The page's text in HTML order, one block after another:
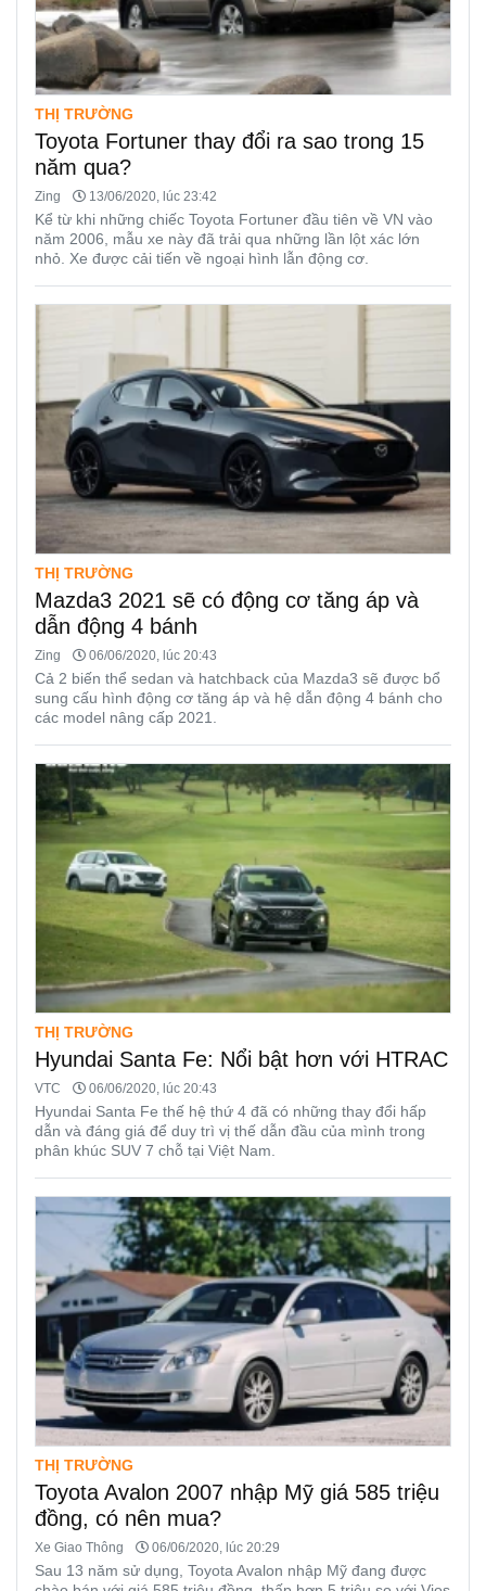
THỊ TRƯỜNG
Toyota Fortuner thay đổi ra sao trong 15
năm qua?
Zing 13/06/2020, lúc 23:42
Kể từ khi những chiếc Toyota Fortuner đầu tiên về VN vào
năm 2006, mẫu xe này đã trải qua những lần lột xác lớn
nhỏ. Xe được cải tiến về ngoại hình lẫn động cơ.
THỊ TRƯỜNG
Mazda3 2021 sẽ có động cơ tăng áp và
dẫn động 4 bánh
Zing 06/06/2020, lúc 20:43
Cả 2 biến thể sedan và hatchback của Mazda3 sẽ được bổ
sung cấu hình động cơ tăng áp và hệ dẫn động 4 bánh cho
các model nâng cấp 2021.
THỊ TRƯỜNG
Hyundai Santa Fe: Nổi bật hơn với HTRAC
VTC 06/06/2020, lúc 20:43
Hyundai Santa Fe thế hệ thứ 4 đã có những thay đổi hấp
dẫn và đáng giá để duy trì vị thế dẫn đầu của mình trong
phân khúc SUV 7 chỗ tại Việt Nam.
THỊ TRƯỜNG
Toyota Avalon 2007 nhập Mỹ giá 585 triệu
đồng, có nên mua?
Xe Giao Thông 06/06/2020, lúc 20:29
Sau 13 năm sử dụng, Toyota Avalon nhập Mỹ đang được